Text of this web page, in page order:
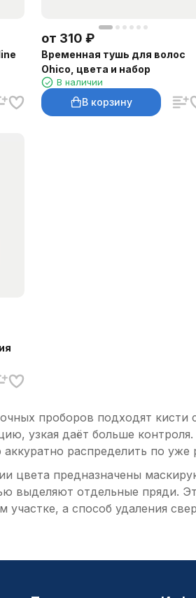
от 310 ₽
Временная тушь для волос
Ohico, цвета и набор
В наличии
В корзину
проборов подходят
узкая даёт больше
распределить по уже
цвета предназначены
выделяют отдельные пряди.
участке, а способ удаления